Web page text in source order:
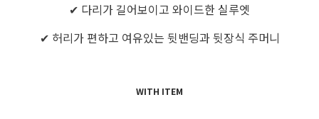
✔ 다리가 길어보이고 와이드한 실루엣
✔ 허리가 편하고 여유있는 뒷밴딩과 뒷장식 주머니
WITH ITEM